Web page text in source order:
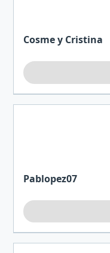
Cosme y Cristina
Pablopez07